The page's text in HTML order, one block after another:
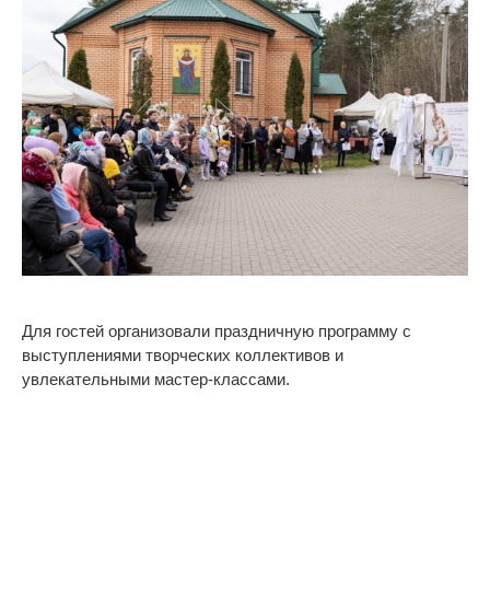
Для гостей организовали праздничную программу с
выступлениями творческих коллективов и
увлекательными мастер-классами.